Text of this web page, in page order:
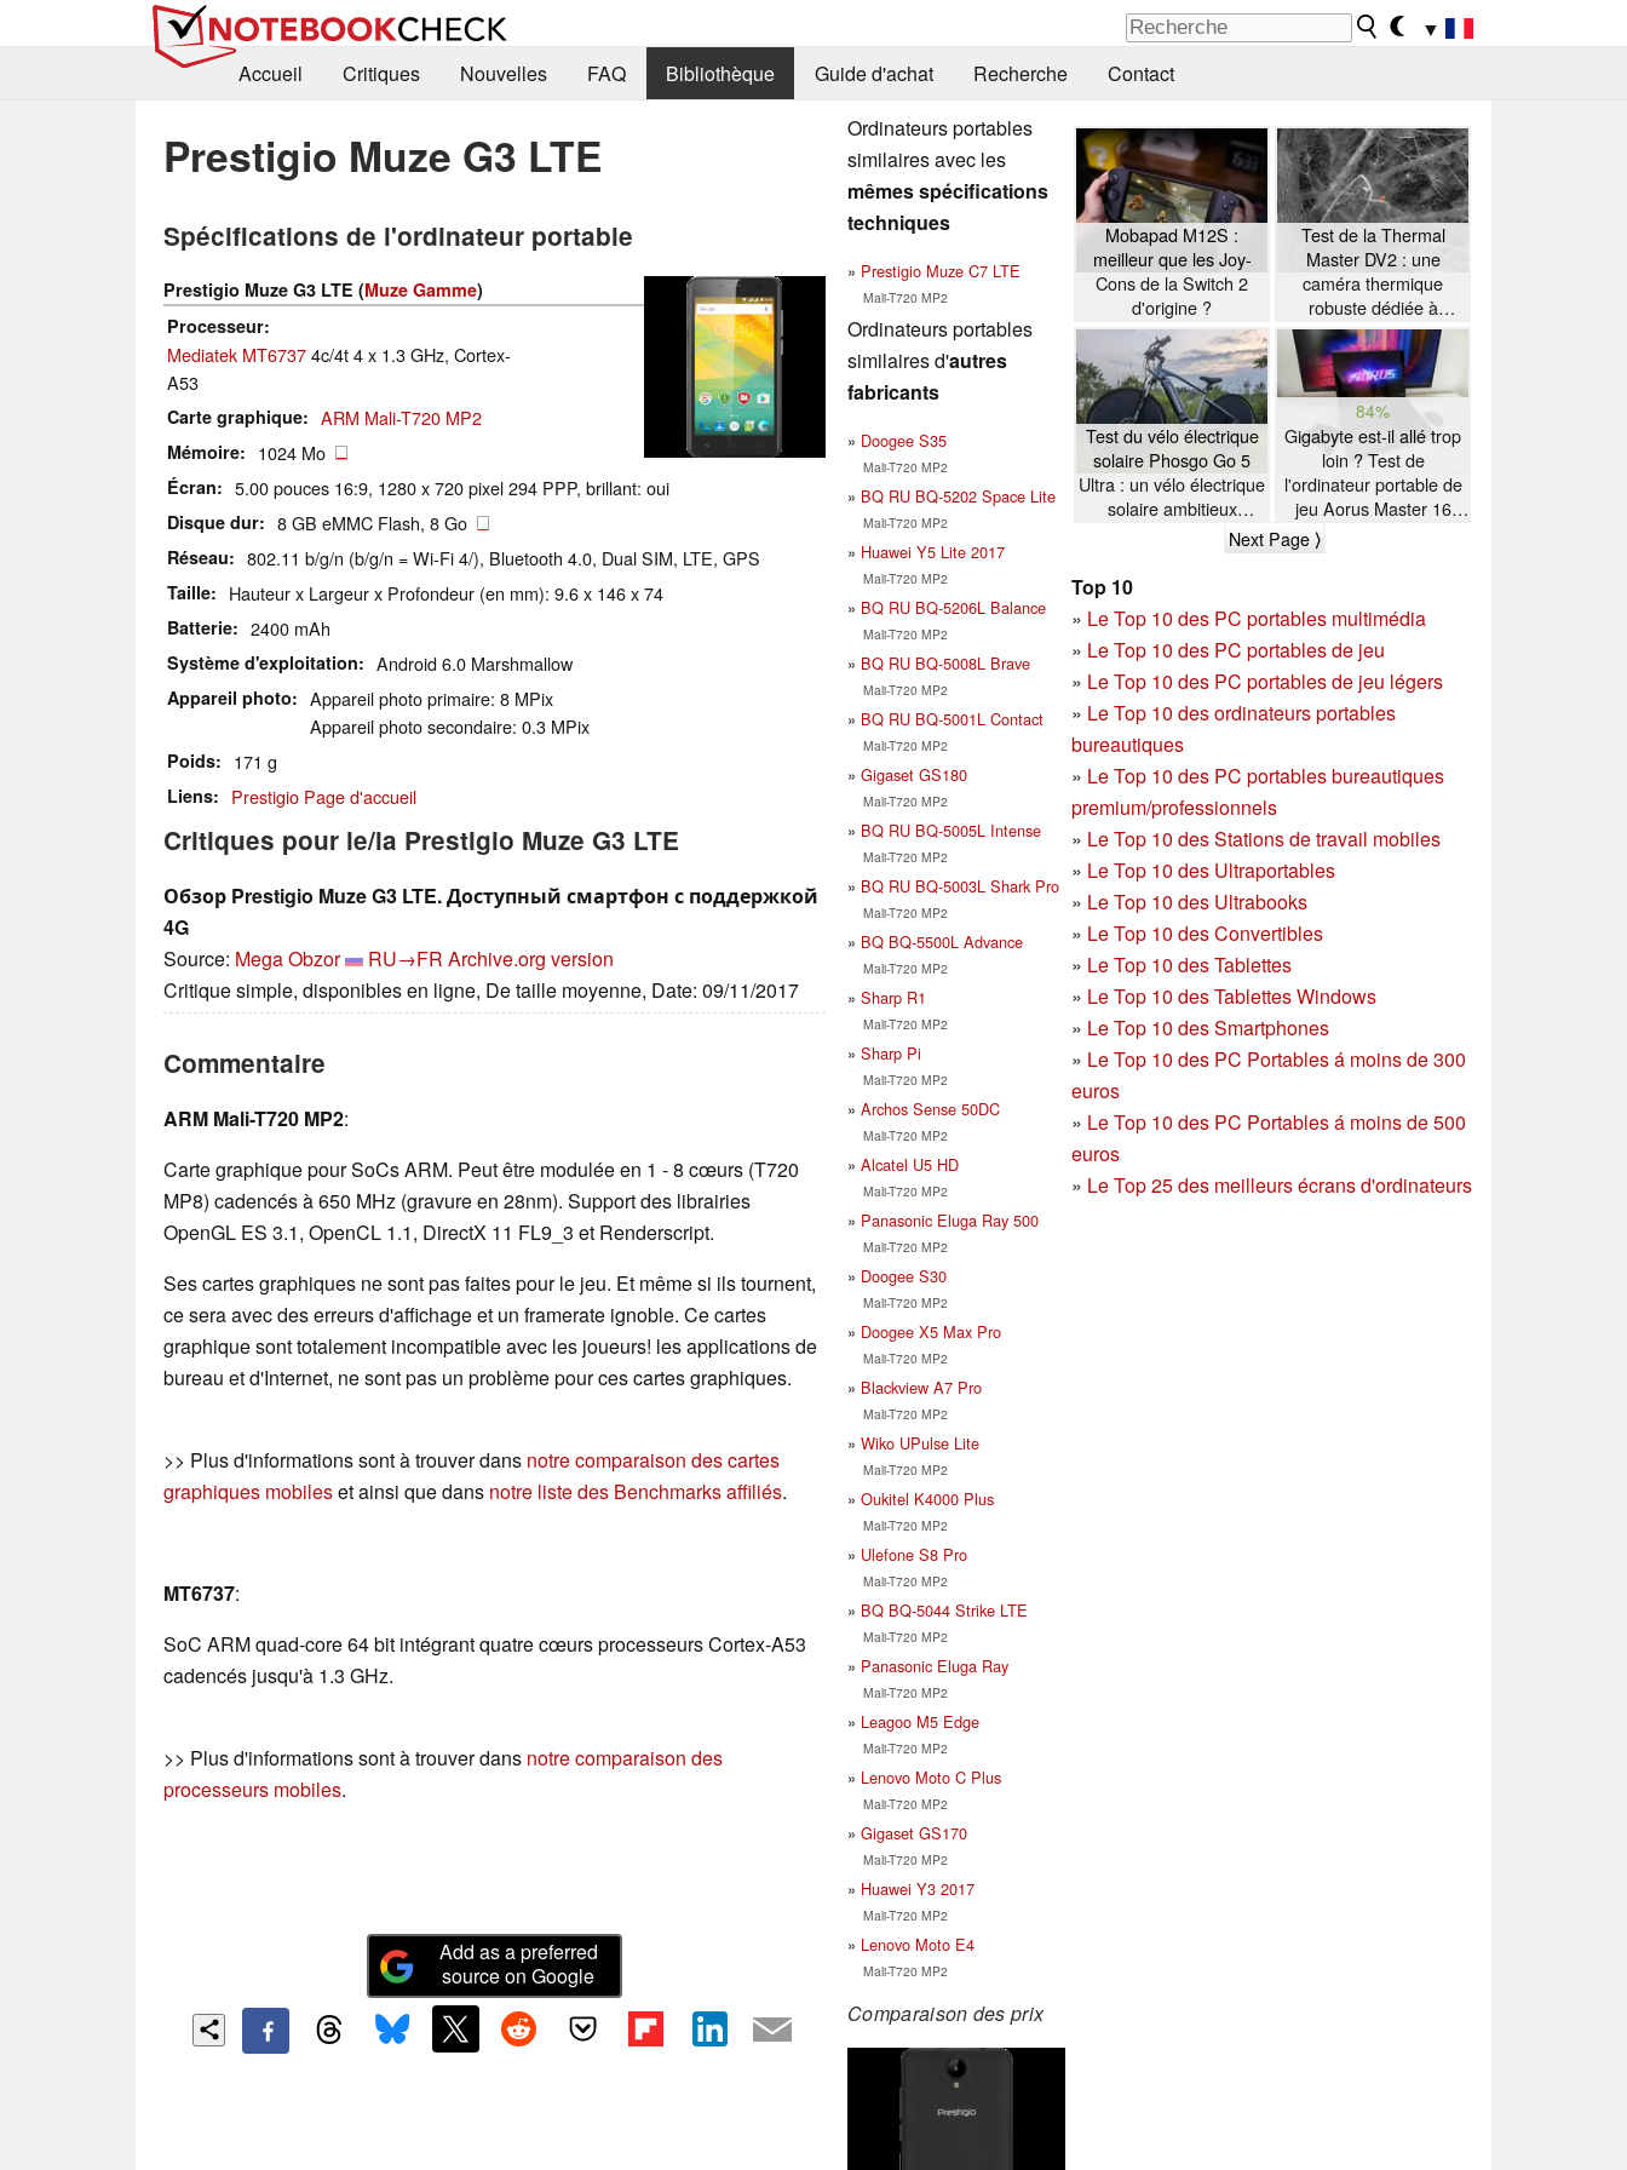
▼
Accueil
Critiques Nouvelles FAQ Bibliothèque Guide d'achat Recherche Contact
Prestigio Muze G3 LTE
Spécifications de l'ordinateur portable
Prestigio Muze G3 LTE (Muze Gamme)
Processeur
Mediatek MT67374c/4t 4 x 1.3 GHz, Cortex-
A53
Carte graphique ARM Mali-T720 MP2
Mémoire 1024 Mo
Écran 5.00 pouces 16:9, 1280 x 720 pixel 294 PPP, brillant: oui
Disque dur 8 GB eMMC Flash, 8 Go
Réseau 802.11 b/g/n (b/g/n = Wi-Fi 4/), Bluetooth 4.0, Dual SIM, LTE, GPS
Taille Hauteur x Largeur x Profondeur (en mm): 9.6 x 146 x 74
Batterie 2400 mAh
Système d'exploitation Android 6.0 Marshmallow
Appareil photo
Appareil photo primaire: 8 MPix
Appareil photo secondaire: 0.3 MPix
Poids 171 g
Liens Prestigio Page d'accueil
Critiques pour le/la Prestigio Muze G3 LTE
Обзор Prestigio Muze G3 LTE. Доступный смартфон с поддержкой
4G
Source: Mega Obzor RU→FR Archive.org version
Critique simple, disponibles en ligne, De taille moyenne, Date: 09/11/2017
Commentaire
ARM Mali-T720 MP2:
Carte graphique pour SoCs ARM. Peut être modulée en 1 - 8 cœurs (T720
MP8) cadencés à 650 MHz (gravure en 28nm). Support des librairies
OpenGL ES 3.1, OpenCL 1.1, DirectX 11 FL9_3 et Renderscript.
Ses cartes graphiques ne sont pas faites pour le jeu. Et même si ils tournent,
ce sera avec des erreurs d'affichage et un framerate ignoble. Ce cartes
graphique sont totalement incompatible avec les joueurs! les applications de
bureau et d'Internet, ne sont pas un problème pour ces cartes graphiques.
>> Plus d'informations sont à trouver dans notre comparaison des cartes
graphiques mobileset ainsi que dans notre liste des Benchmarks affiliés.
MT6737:
SoC ARM quad-core 64 bit intégrant quatre cœurs processeurs Cortex-A53
cadencés jusqu'à 1.3 GHz.
>> Plus d'informations sont à trouver dans notre comparaison des
processeurs mobiles.
Add as a preferred
source on Google
Ordinateurs portables
similaires avec les
mêmes spécifications
techniques
Prestigio Muze C7 LTE
Mali-T720 MP2
Ordinateurs portables
similaires d'autres
fabricants
Doogee S35
Mali-T720 MP2
BQ RU BQ-5202 Space Lite
Mali-T720 MP2
Huawei Y5 Lite 2017
Mali-T720 MP2
BQ RU BQ-5206L Balance
Mali-T720 MP2
BQ RU BQ-5008L Brave
Mali-T720 MP2
BQ RU BQ-5001L Contact
Mali-T720 MP2
Gigaset GS180
Mali-T720 MP2
BQ RU BQ-5005L Intense
Mali-T720 MP2
BQ RU BQ-5003L Shark Pro
Mali-T720 MP2
BQ BQ-5500L Advance
Mali-T720 MP2
Sharp R1
Mali-T720 MP2
Sharp Pi
Mali-T720 MP2
Archos Sense 50DC
Mali-T720 MP2
Alcatel U5 HD
Mali-T720 MP2
Panasonic Eluga Ray 500
Mali-T720 MP2
Doogee S30
Mali-T720 MP2
Doogee X5 Max Pro
Mali-T720 MP2
Blackview A7 Pro
Mali-T720 MP2
Wiko UPulse Lite
Mali-T720 MP2
Oukitel K4000 Plus
Mali-T720 MP2
Ulefone S8 Pro
Mali-T720 MP2
BQ BQ-5044 Strike LTE
Mali-T720 MP2
Panasonic Eluga Ray
Mali-T720 MP2
Leagoo M5 Edge
Mali-T720 MP2
Lenovo Moto C Plus
Mali-T720 MP2
Gigaset GS170
Mali-T720 MP2
Huawei Y3 2017
Mali-T720 MP2
Lenovo Moto E4
Mali-T720 MP2
Comparaison des prix
Mobapad M12S :
meilleur que les Joy-
Cons de la Switch 2
d'origine ?
Test de la Thermal
Master DV2 : une
caméra thermique
robuste dédiée à
l'observation des
oiseaux, dotée d'un
écran tactile de 5
pouces
Test du vélo électrique
solaire Phosgo Go 5
Ultra : un vélo électrique
solaire ambitieux
présentant quelques
84%
Gigabyte est-il allé trop
loin ? Test de
l'ordinateur portable de
jeu Aorus Master 16
équipé d'un processeur
Next Page ⟩
Top 10
» Le Top 10 des PC portables multimédia
» Le Top 10 des PC portables de jeu
» Le Top 10 des PC portables de jeu légers
» Le Top 10 des ordinateurs portables
bureautiques
» Le Top 10 des PC portables bureautiques
premium/professionnels
» Le Top 10 des Stations de travail mobiles
» Le Top 10 des Ultraportables
» Le Top 10 des Ultrabooks
» Le Top 10 des Convertibles
» Le Top 10 des Tablettes
» Le Top 10 des Tablettes Windows
» Le Top 10 des Smartphones
» Le Top 10 des PC Portables á moins de 300
euros
» Le Top 10 des PC Portables á moins de 500
euros
» Le Top 25 des meilleurs écrans d'ordinateurs